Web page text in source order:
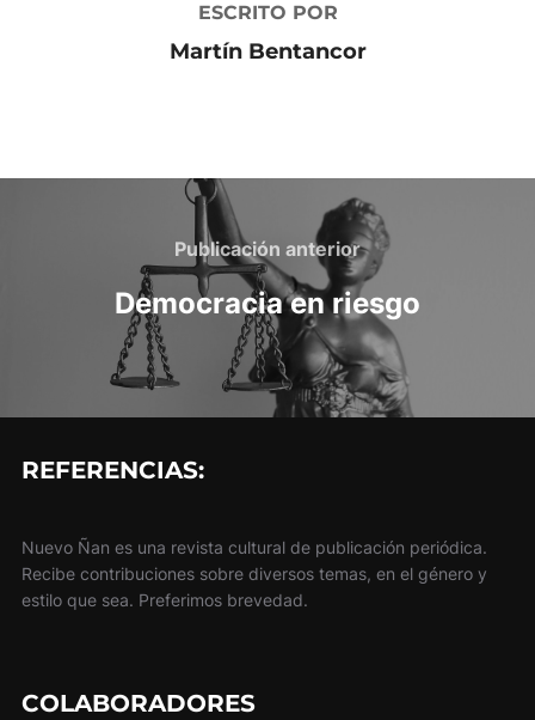
ESCRITO POR
Martín Bentancor
Navegación
entradas
Publicación
anterior
Publicación anterior
Democracia en riesgo
REFERENCIAS:
Nuevo Ñan es una revista cultural de publicación periódica.
Recibe contribuciones sobre diversos temas, en el género y
estilo que sea. Preferimos brevedad.
COLABORADORES